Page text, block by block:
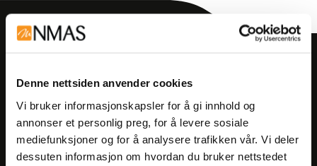
Denne nettsiden anvender cookies
Vi bruker informasjonskapsler for å gi innhold og
annonser et personlig preg, for å levere sosiale
mediefunksjoner og for å analysere trafikken vår. Vi deler
dessuten informasjon om hvordan du bruker nettstedet
Få informasjon om produkter,
arrangementer og kampanjer.
Meld på nyhetsbrev